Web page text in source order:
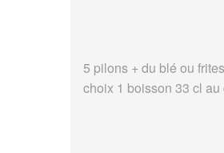
5 pilons + du blé ou
choix 1 boisson 33 cl au